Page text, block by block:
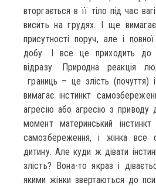
вторгається в її тіло під час
висить на грудях. І ще вимагає
присутності поруч, але і
добу. І все це приходить до
відразу. Природна реакція
границь – це злість (почуття)
вимагає інстинкт
агресію або агресію з
момент материнський
самозбереження, і жінка все
дитину. Але куди ж дівати
злість? Вона-то якраз і
якими жінки звертаються до